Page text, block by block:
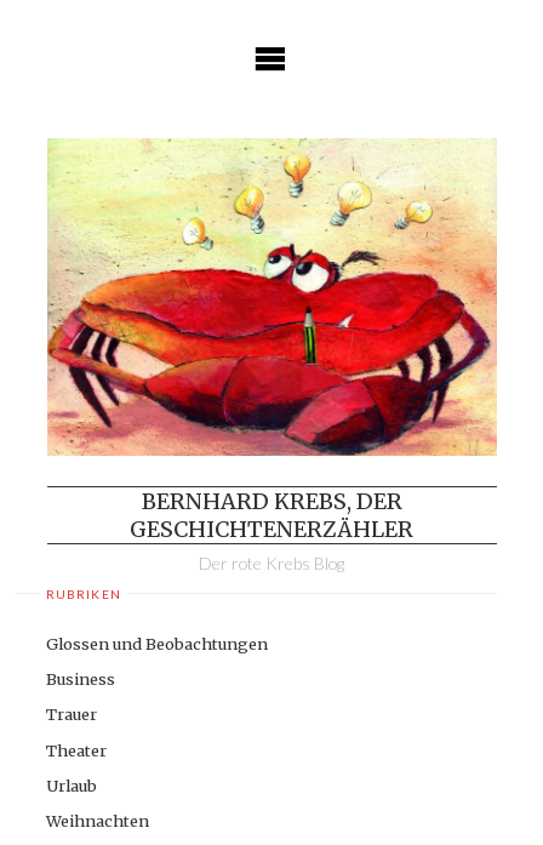
BERNHARD KREBS, DER
GESCHICHTENERZÄHLER
Der rote Krebs Blog
RUBRIKEN
Glossen und Beobachtungen
Business
Trauer
Theater
Urlaub
Weihnachten